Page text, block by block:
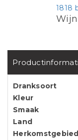
1818
Dranksoort
Kleur
Smaak
Land
Herkomstgebied